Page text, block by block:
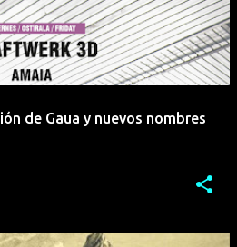
de Gaua y nuevos nombres